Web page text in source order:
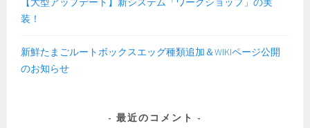
装！
新鮮たまごルートボックスエッグ種類追加＆WIKIページ公開
のお知らせ
最近のコメント